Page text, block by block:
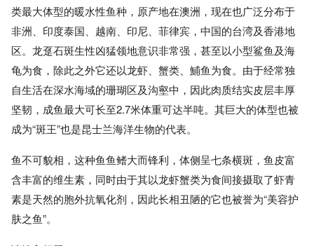
类最大体型的暖水性鱼种，原产地在澳洲，现在也广泛分布于
非洲、印度泰国、越南、印尼、菲律宾，中国的台湾及香港地
区。龙趸石斑生性凶猛领地意识非常强，甚至以小型鲨鱼及海
龟为食，除此之外它还以龙虾、蟹类、鯆鱼为食。由于经常独
自生活在深水海域的珊瑚区及沟壑中，因此肉质结实皮层丰厚
坚韧，成鱼最大可长至2.7米体重可达半吨。其巨大的体型也被
成为“斑王”也是昆士兰海洋生物的代表。
鱼不可貌相，这种鱼鱼鳍大而锋利，体侧呈七条横斑，鱼皮富
含丰富的维生素，同时由于其以龙虾蟹类为食间接摄取了虾青
素是天然的胞外抗氧化剂，因此长相丑陋的它也被誉为“美容护
肤之鱼”。